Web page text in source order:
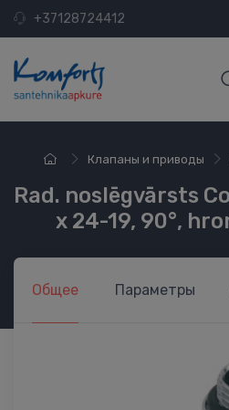
+37128724412
Клапаны и приводы
Rad. noslēgvārsts
x 24-19, 90°,
Общее Параметры